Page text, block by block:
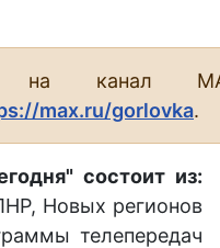
на канал
max.ru/gorlovka.
состоит из:
Новых регионов
телепередач